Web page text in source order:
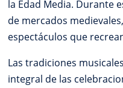
la Edad Media. Durante
de mercados
espectáculos que
Las tradiciones
integral de las